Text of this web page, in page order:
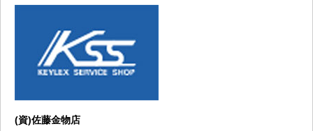
(資)佐藤金物店